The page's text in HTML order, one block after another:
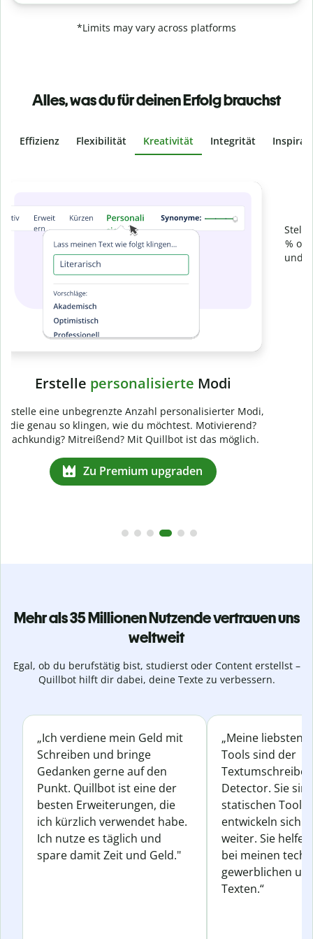
*Limits may vary across platforms
Alles, was du für deinen Erfolg brauchst
Effizienz Flexibilität Kreativität Integrität
Stelle mit der Plagiatsprüfung sicher, dass dein Text zu 100
% original ist. Analysiere deine Arbeit in Sekundenschnelle
und finde fehlende Quellenangaben in über 100 Sprachen.
Mehr als 35 Millionen Nutzende vertrauen uns
weltweit
Egal, ob du berufstätig bist, studierst oder Content erstellst –
Quillbot hilft dir dabei, deine Texte zu verbessern.
„Ich verdiene mein Geld mit
Schreiben und bringe
Gedanken gerne auf den
Punkt. Quillbot ist eine der
besten Erweiterungen, die
ich kürzlich verwendet habe.
Ich nutze es täglich und
spare damit Zeit und Geld."
„Meine liebsten
Tools sind der
Detector. Sie
statischen
entwickeln sich
weiter. Sie
bei meinen
gewerblichen
Texten.“